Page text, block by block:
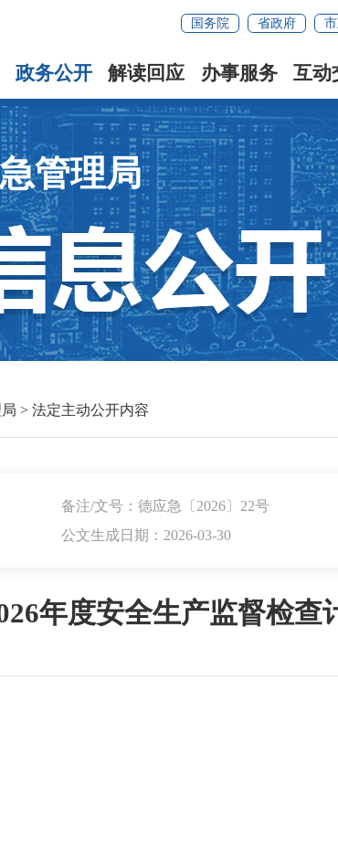
国务院 省政府
政务公开 解读回应 办事服务 互动
管理局
> 法定主动公开内容
备注/文号：德应急〔2026〕22号
公文生成日期：2026-03-30
年度安全生产监督检查